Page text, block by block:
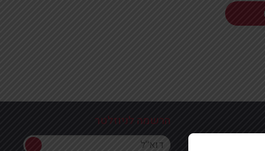
הרשמה לניוזלטר
הרשמה לניוזלטר